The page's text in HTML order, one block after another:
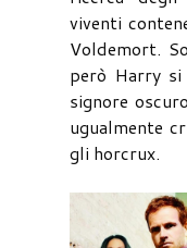
viventi
Voldemort.
però Harry
signore
ugualmente
gli horcrux.